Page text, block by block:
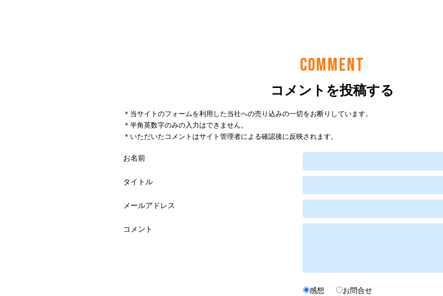
COMMENT
コメントを投稿する
＊当サイトのフォームを利用した当社への売り込みの一切をお断りしています。
＊半角英数字のみの入力はできません。
＊いただいたコメントはサイト管理者による確認後に反映されます。
お名前
タイトル
メールアドレス
コメント
感想 お問合せ